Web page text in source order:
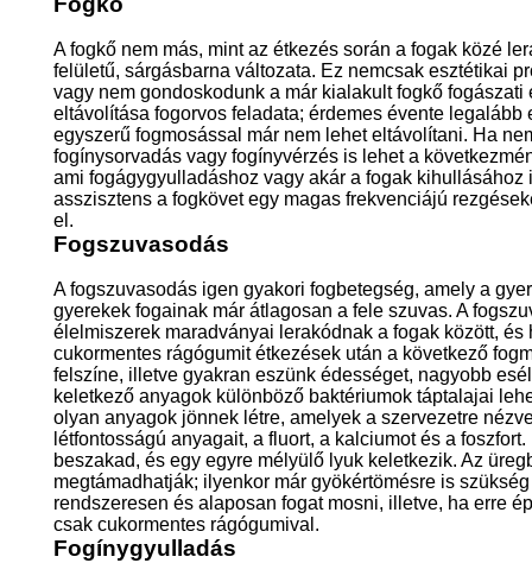
A fogkő nem más, mint az étkezés során a fogak közé
felületű, sárgásbarna változata. Ez nemcsak esztétikai
vagy nem gondoskodunk a már kialakult fogkő
eltávolítása fogorvos feladata; érdemes évente
egyszerű fogmosással már nem lehet eltávolítani. Ha
fogínysorvadás vagy fogínyvérzés is lehet a
ami fogágygyulladáshoz vagy akár a fogak
asszisztens a fogkövet egy magas frekvenciájú
el.
Fogszuvasodás
A fogszuvasodás igen gyakori fogbetegség, amely a
gyerekek fogainak már átlagosan a fele szuvas. A
élelmiszerek maradványai lerakódnak a fogak között,
cukormentes rágógumit étkezések után a következő
felszíne, illetve gyakran eszünk édességet, nagyobb
keletkező anyagok különböző baktériumok táptalajai
olyan anyagok jönnek létre, amelyek a szervezetre
létfontosságú anyagait, a fluort, a kalciumot és a
beszakad, és egy egyre mélyülő lyuk keletkezik. Az
megtámadhatják; ilyenkor már gyökértömésre is
rendszeresen és alaposan fogat mosni, illetve, ha erre
csak cukormentes rágógumival.
Fogínygyulladás